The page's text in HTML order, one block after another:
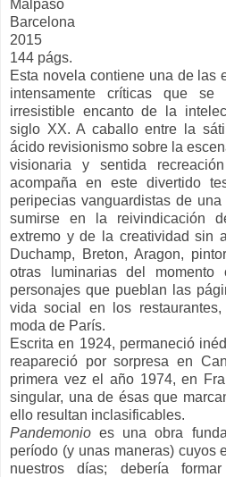
Malpaso
Barcelona
2015
144 págs.
Esta novela contiene una de las
intensamente críticas que
irresistible encanto de la
siglo XX. A caballo entre la
ácido revisionismo sobre la
visionaria y sentida
acompaña en este divertido
peripecias vanguardistas de
sumirse en la reivindicación
extremo y de la creatividad sin
Duchamp, Breton, Aragon,
otras luminarias del
personajes que pueblan las
vida social en los
moda de París.
Escrita en 1924, permaneció
reapareció por sorpresa en
primera vez el año 1974, en
singular, una de ésas que
ello resultan inclasificables.
Pandemonio es una obra
período (y unas maneras) cuyos
nuestros días; debería